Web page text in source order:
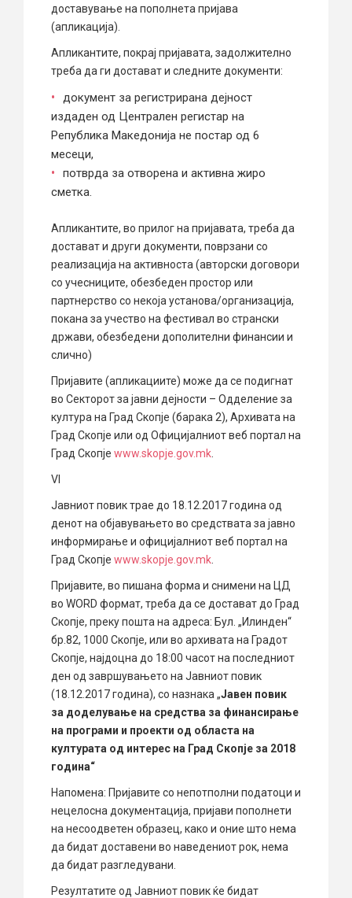
доставување на пополнета пријава
(апликација).
Апликантите, покрај пријавата, задолжително
треба да ги достават и следните документи:
документ за регистрирана дејност
издаден од Централен регистар на
Република Македонија не постар од 6
месеци,
потврда за отворена и активна жиро
сметка.
Апликантите, во прилог на пријавата, треба да
достават и други документи, поврзани со
реализација на активноста (авторски договори
со учесниците, обезбеден простор или
партнерство со некоја установа/организација,
покана за учество на фестивал во странски
држави, обезбедени дополителни финансии и
слично)
Пријавите (апликациите) може да се подигнат
во Секторот за јавни дејности – Одделение за
култура на Град Скопје (барака 2), Архивата на
Град Скопје или од Официјалниот веб портал на
Град Скопје www.skopje.gov.mk
VI
Јавниот повик трае до 18.12.2017 година од
денот на објавувањето во средствата за јавно
информирање и официјалниот веб портал на
Град Скопје www.skopje.gov.mk
Пријавите, во пишана форма и снимени на ЦД
во WORD формат, треба да се достават до Град
Скопје, преку пошта на адреса: Бул. „Илинден“
бр.82, 1000 Скопје, или во архивата на Градот
Скопје, најдоцна до 18:00 часот на последниот
ден од завршувањето на Јавниот повик
(18.12.2017 година), со назнака „Јавен повик
за доделување на средства за финансирање
на програми и проекти од областа на
културата од интерес на Град Скопје за 2018
година“
Напомена: Пријавите со непотполни податоци и
нецелосна документација, пријави пополнети
на несоодветен образец, како и оние што нема
да бидат доставени во наведениот рок, нема
да бидат разгледувани.
Резултатите од Јавниот повик ќе бидат